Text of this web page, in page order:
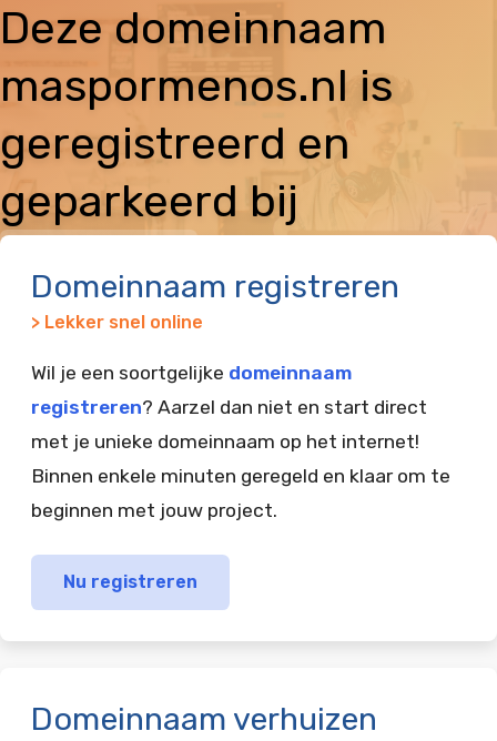
Deze domeinnaam
maspormenos.nl is
geregistreerd en
geparkeerd bij
Domeinnaam registreren
> Lekker snel online
Wil je een soortgelijke domeinnaam
registreren? Aarzel dan niet en start direct
met je unieke domeinnaam op het internet!
Binnen enkele minuten geregeld en klaar om te
beginnen met jouw project.
Nu registreren
Domeinnaam verhuizen